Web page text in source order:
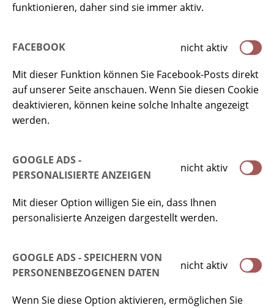
funktionieren, daher sind sie immer aktiv.
FACEBOOK nicht aktiv
Mit dieser Funktion können Sie Facebook-Posts direkt
auf unserer Seite anschauen. Wenn Sie diesen Cookie
deaktivieren, können keine solche Inhalte angezeigt
werden.
GOOGLE ADS -
PERSONALISIERTE ANZEIGEN
nicht aktiv
Mit dieser Option willigen Sie ein, dass Ihnen
personalisierte Anzeigen dargestellt werden.
GOOGLE ADS - SPEICHERN VON
PERSONENBEZOGENEN DATEN
nicht aktiv
Wenn Sie diese Option aktivieren, ermöglichen Sie